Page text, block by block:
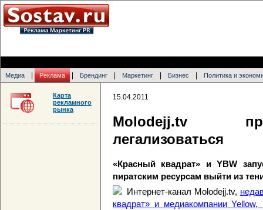
Медиа Реклама Брендинг Маркетинг Бизнес Политика и
15.04.2011
Molodejj.tv
легализоваться
«Красный квадрат» и YBW
пиратским ресурсам выйти из
Интернет-канал Molodejj.tv,
квадрат» и медиакомпании
Карта
рекламного
рынка